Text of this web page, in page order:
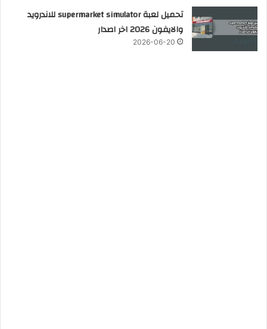
تحميل لعبة supermarket simulator للاندرويد
والايفون 2026 اخر اصدار
2026-06-20